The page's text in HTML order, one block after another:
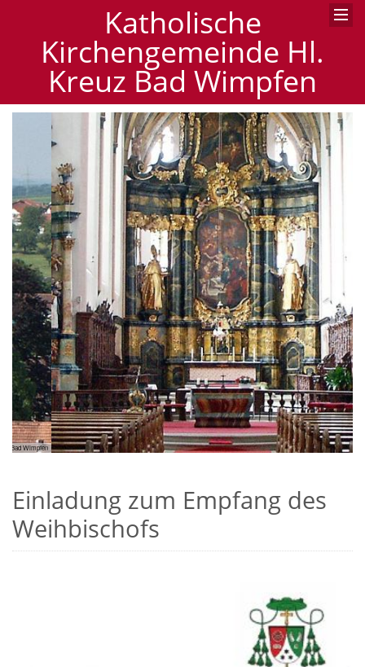
Katholische
Kirchengemeinde Hl.
Kreuz Bad Wimpfen
© P. Sijoy
Einladung zum Empfang des
Weihbischofs